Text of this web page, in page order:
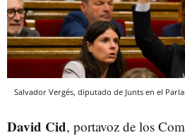
Salvador Vergés, diputado de Junts en el
David Cid, portavoz de los